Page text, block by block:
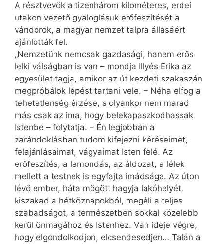
A résztvevők a tizenhárom kilométeres, erdei
utakon vezető gyaloglásuk erőfeszítését a
vándorok, a magyar nemzet talpra állásáért
ajánlották fel.
„Nemzetünk nemcsak gazdasági, hanem erős
lelki válságban is van – mondja Illyés Erika az
egyesület tagja, amikor az út kezdeti szakaszán
megpróbálok lépést tartani vele. – Néha elfog a
tehetetlenség érzése, s olyankor nem marad
más csak az ima, hogy belekapaszkodhassak
Istenbe – folytatja. – Én legjobban a
zarándoklásban tudom kifejezni kéréseimet,
felajánlásaimat, vágyaimat Isten felé. Az
erőfeszítés, a lemondás, az áldozat, a lélek
mellett a testnek is egyfajta imádsága. Az úton
lévő ember, háta mögött hagyja lakóhelyét,
kiszakad a hétköznapokból, megéli a teljes
szabadságot, a természetben sokkal közelebb
kerül önmagához és Istenhez. Van ideje végre,
hogy elgondolkodjon, elcsendesedjen… Talán a